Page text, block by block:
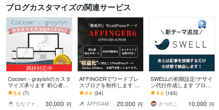
ブログカスタマイズの関連サービス
満枠対応中
Cocoon・grayishのカスタ
マイズ承ります 初心者の
方にも丁寧サポート/SEO/
オリジナルトップページ
5.0 (7)
ななファクトリー
30,000 円
AFFINGERでワードプレ
スブログを制作します カ
スタマイズ途中のサイト
も対応させていただきま
す！
5.0 (34)
AFFICAMP ブログ・HP制作 20,000 円
SWELLの初期設定/デザイ
ン代行作成します ブログ
をはじめる方、無料テー
マから移行作業などお任
せください
5.0 (165)
さつのこ
10,000 円